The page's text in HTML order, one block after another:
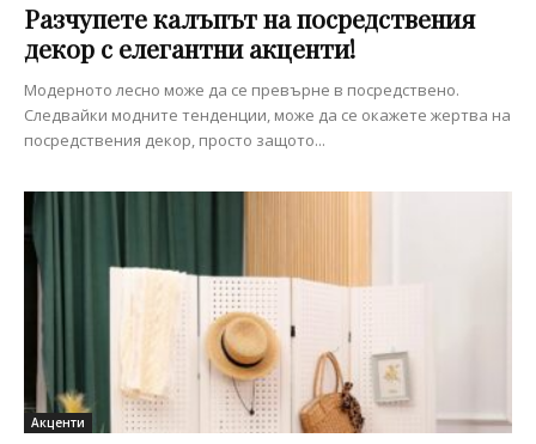
Разчупете калъпът на посредствения
декор с елегантни акценти!
Модерното лесно може да се превърне в посредствено.
Следвайки модните тенденции, може да се окажете жертва на
посредствения декор, просто защото...
Акценти